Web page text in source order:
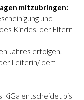
mitzubringen:
und
Kindes, der Eltern
Jahres erfolgen.
Leiterin/ dem
KiGa entscheidet bis